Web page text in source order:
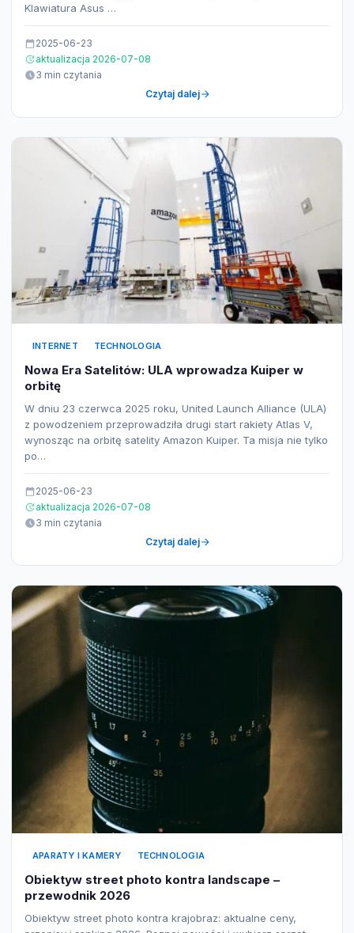
Klawiatura Asus …
2025-06-23
aktualizacja 2026-07-08
3 min czytania
Czytaj dalej
INTERNET TECHNOLOGIA
Nowa Era Satelitów: ULA wprowadza Kuiper w
orbitę
W dniu 23 czerwca 2025 roku, United Launch Alliance (ULA)
z powodzeniem przeprowadziła drugi start rakiety Atlas V,
wynosząc na orbitę satelity Amazon Kuiper. Ta misja nie tylko
po…
2025-06-23
aktualizacja 2026-07-08
3 min czytania
Czytaj dalej
APARATY I KAMERY TECHNOLOGIA
Obiektyw street photo kontra landscape –
przewodnik 2026
Obiektyw street photo kontra krajobraz: aktualne ceny,